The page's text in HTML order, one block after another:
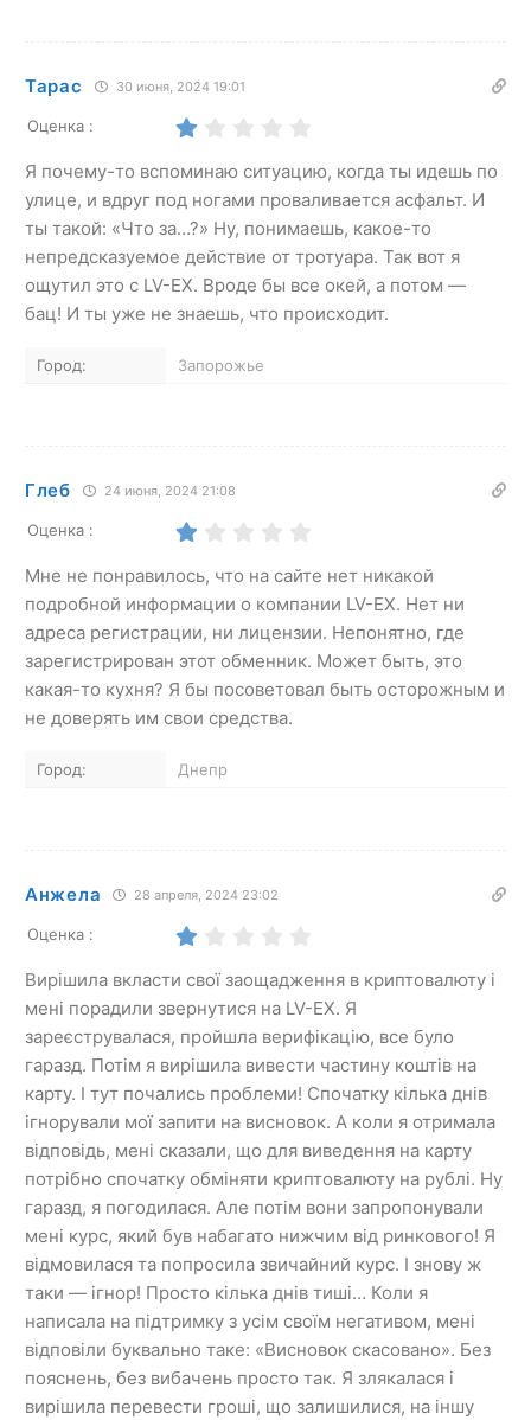
Тарас 30 июня, 2024 19:01
Оценка :
Я почему-то вспоминаю ситуацию, когда ты идешь по
улице, и вдруг под ногами проваливается асфальт. И
ты такой: «Что за…?» Ну, понимаешь, какое-то
непредсказуемое действие от тротуара. Так вот я
ощутил это с LV-EX. Вроде бы все окей, а потом —
бац! И ты уже не знаешь, что происходит.
Город: Запорожье
Глеб 24 июня, 2024 21:08
Оценка :
Мне не понравилось, что на сайте нет никакой
подробной информации о компании LV-EX. Нет ни
адреса регистрации, ни лицензии. Непонятно, где
зарегистрирован этот обменник. Может быть, это
какая-то кухня? Я бы посоветовал быть осторожным и
не доверять им свои средства.
Город: Днепр
Анжела 28 апреля, 2024 23:02
Оценка :
Вирішила вкласти свої заощадження в криптовалюту і
мені порадили звернутися на LV-EX. Я
зареєструвалася, пройшла верифікацію, все було
гаразд. Потім я вирішила вивести частину коштів на
карту. І тут почались проблеми! Спочатку кілька днів
ігнорували мої запити на висновок. А коли я отримала
відповідь, мені сказали, що для виведення на карту
потрібно спочатку обміняти криптовалюту на рублі. Ну
гаразд, я погодилася. Але потім вони запропонували
мені курс, який був набагато нижчим від ринкового! Я
відмовилася та попросила звичайний курс. І знову ж
таки — ігнор! Просто кілька днів тиші… Коли я
написала на підтримку з усім своїм негативом, мені
відповіли буквально таке: «Висновок скасовано». Без
пояснень, без вибачень просто так. Я злякалася і
вирішила перевести гроші, що залишилися, на іншу